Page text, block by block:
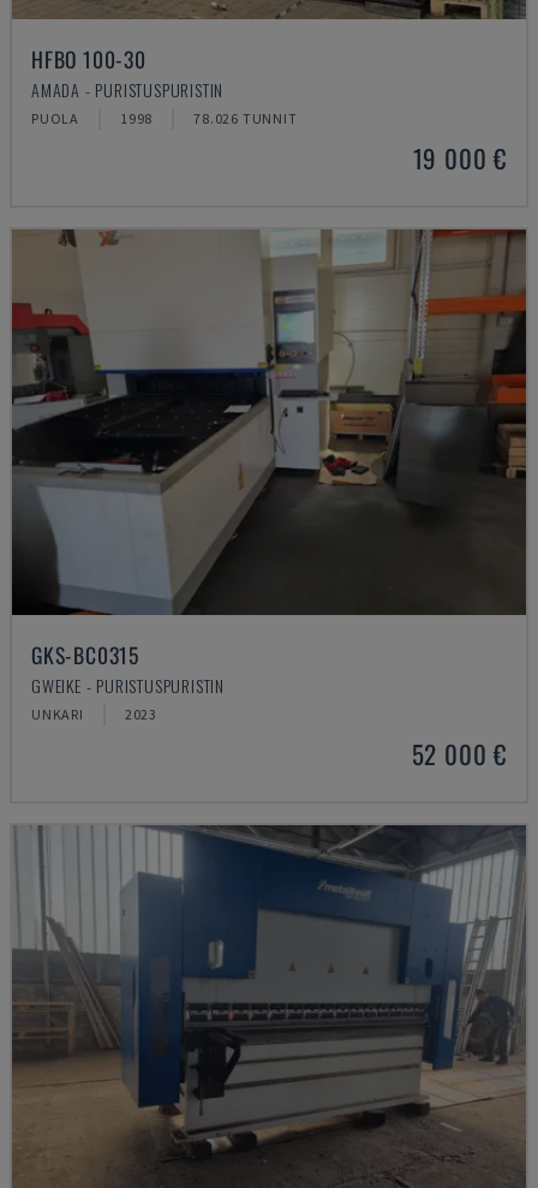
HFBO 100-30
AMADA - PURISTUSPURISTIN
PUOLA 1998 78.026 TUNNIT
19 000 €
GKS-BC0315
GWEIKE - PURISTUSPURISTIN
UNKARI 2023
52 000 €